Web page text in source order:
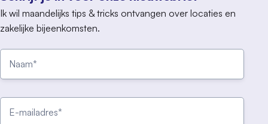
Ik wil maandelijks tips & tricks ontvangen over locaties en
zakelijke bijeenkomsten.